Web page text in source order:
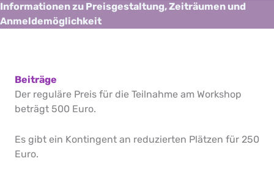
Informationen zu Preisgestaltung, Zeiträumen und
Anmeldemöglichkeit
Beiträge
Der reguläre Preis für die Teilnahme am Workshop
beträgt 500 Euro.
Es gibt ein Kontingent an reduzierten Plätzen für 250
Euro.